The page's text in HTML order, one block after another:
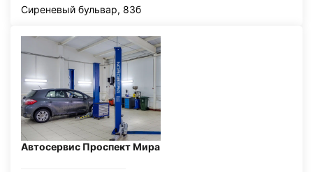
Сиреневый бульвар, 83б
Автосервис Проспект Мира